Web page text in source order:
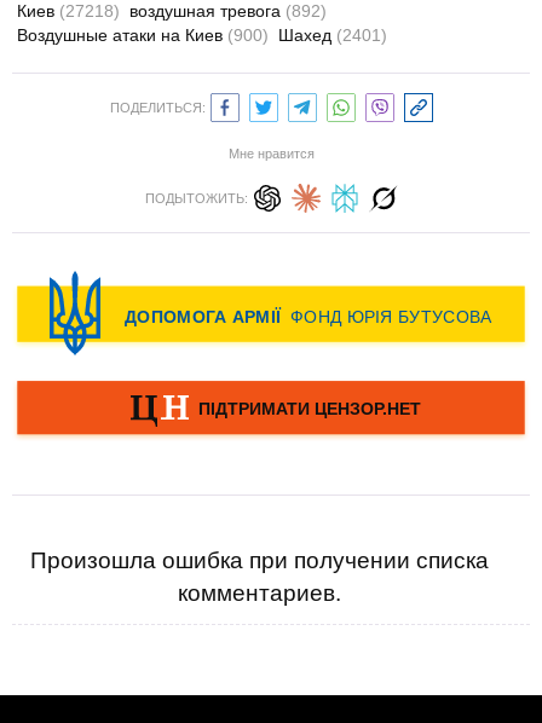
Киев (27218) воздушная тревога (892)
Воздушные атаки на Киев (900) Шахед (2401)
ПОДЕЛИТЬСЯ:
Мне нравится
ПОДЫТОЖИТЬ:
Произошла ошибка при получении списка
комментариев.